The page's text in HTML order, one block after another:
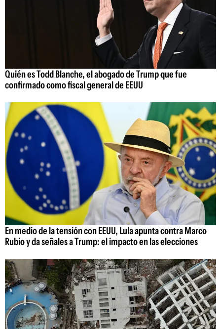
Quién es Todd Blanche, el abogado de Trump que fue
confirmado como fiscal general de EEUU
En medio de la tensión con EEUU, Lula apunta contra Marco
Rubio y da señales a Trump: el impacto en las elecciones